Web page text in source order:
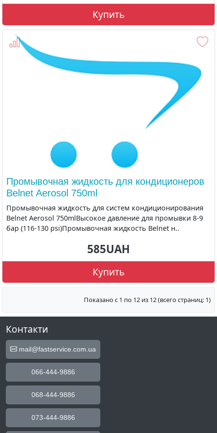
Купить
Промывочная жидкость для кондиционеров
Belnet Aerosol 750ml
Промывочная жидкость для систем кондиционирования
Belnet Aerosol 750mlВысокое давление для промывки 8-9
бар (116-130 psi)Промывочная жидкость Belnet н..
585UAH
Купить
Показано с 1 по 12 из 12 (всего страниц: 1)
Контакти
mail@fastservice.com.ua
066-444-9886
068-444-9886
073-444-9886